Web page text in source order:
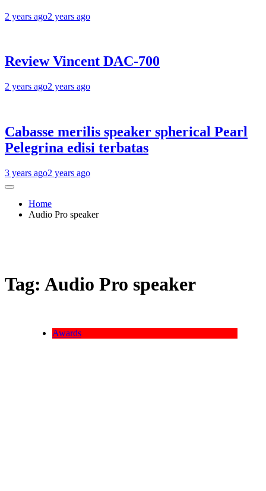
2 years ago2 years ago
Review Vincent DAC-700
2 years ago2 years ago
Cabasse merilis speaker spherical Pearl
Pelegrina edisi terbatas
3 years ago2 years ago
Home
Audio Pro speaker
Tag: Audio Pro speaker
Awards